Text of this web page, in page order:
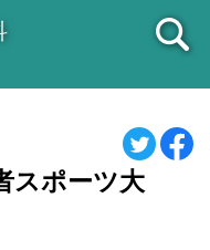
スポーツ大